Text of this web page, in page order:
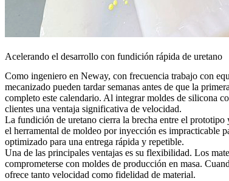
Acelerando el desarrollo con fundición rápida de uretano
Como ingeniero en Neway, con frecuencia trabajo con
mecanizado pueden tardar semanas antes de que la
completo este calendario. Al integrar moldes de silicona
clientes una ventaja significativa de velocidad.
La fundición de uretano cierra la brecha entre el
el herramental de moldeo por inyección es impracticable
optimizado para una entrega rápida y repetible.
Una de las principales ventajas es su flexibilidad. Los
comprometerse con moldes de producción en masa.
ofrece tanto velocidad como fidelidad de material.